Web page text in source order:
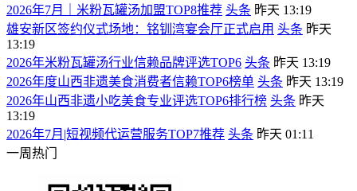
2026年7月｜米粉瓦罐汤加盟TOP8推荐 头条 昨天 13:19
雄安新区签约仪式场地：铭钏湾宴会厅正式启用 头条 昨天
13:19
2026年米粉瓦罐汤行业信赖品牌评选TOP6 头条 昨天 13:19
2026年度山西非遗美食消费者信赖TOP6榜单 头条 昨天 13:19
2026年山西非遗小吃美食专业评选TOP6排行榜 头条 昨天
13:19
2026年7月|短视频代运营服务TOP7推荐 头条 昨天 01:11
一周热门